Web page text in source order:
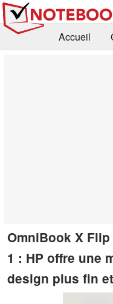
Accueil
OmniBook X
1 : HP offre une
design plus fin